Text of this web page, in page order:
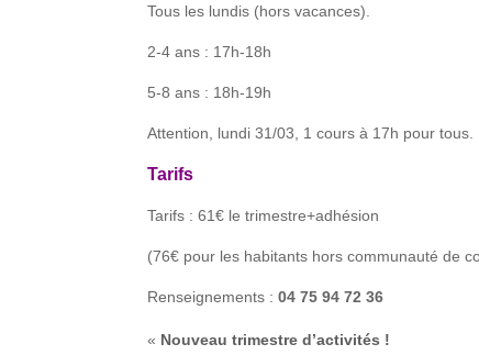
Tous les lundis (hors vacances).
2-4 ans : 17h-18h
5-8 ans : 18h-19h
Attention, lundi 31/03, 1 cours à 17h pour tous.
Tarifs
Tarifs : 61€ le trimestre+adhésion
(76€ pour les habitants hors communauté de
Renseignements :04 75 94 72 36
« Nouveau trimestre d’activités !